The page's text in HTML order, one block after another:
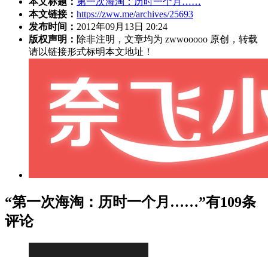
本文链接： https://zww.me/archives/25693
发布时间： 2012年09月13日 20:24
版权声明： 除非注明，文章均为 zwwooooo 原创，转载
请以链接形式标明本文地址！
“第一次海淘：历时一个月……”有109条
评论